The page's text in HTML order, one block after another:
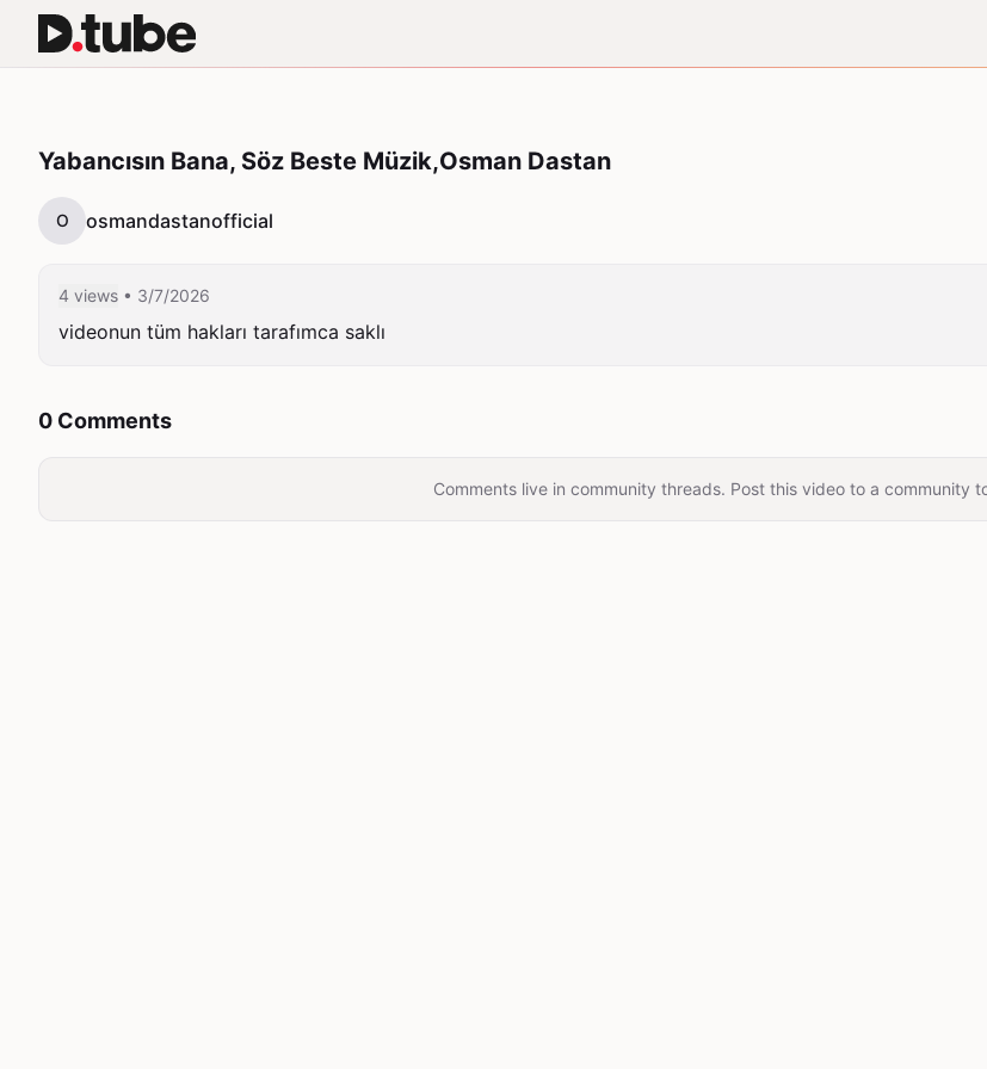
Yabancısın Bana, Söz Beste Müzik,Osman Dastan
O osmandastanofficial
4 views • 3/7/2026
videonun tüm hakları tarafımca saklı
0 Comments
Comments live in community threads. Post this video to a community